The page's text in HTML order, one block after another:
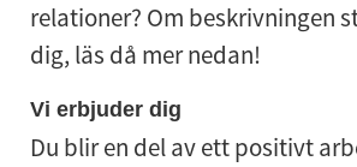
relationer? Om beskrivningen
dig, läs då mer nedan!
Vi erbjuder dig
Du blir en del av ett positivt